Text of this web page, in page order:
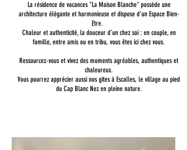
La résidence de vacances "La Maison Blanche" possède une
architecture élégante et harmonieuse et dispose d'un Espace Bien-
Etre.
Chaleur et authenticité, la douceur d’un chez soi : en couple, en
famille, entre amis ou en tribu, vous êtes ici chez vous.
Ressourcez-vous et vivez des moments agréables, authentiques et
chaleureux.
Vous pourrez apprécier aussi nos gites à Escalles, le village au pied
du Cap Blanc Nez en pleine nature.